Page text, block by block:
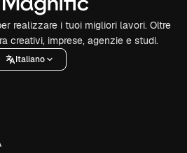
realizzare i tuoi migliori lavori. Oltre
creativi, imprese, agenzie e studi.
Italiano